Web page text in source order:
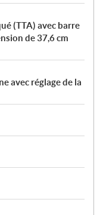
(TTA) avec barre
de 37,6 cm
avec réglage de la